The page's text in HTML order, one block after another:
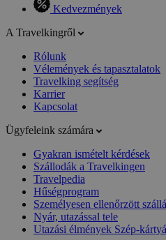
Kedvezmények
A Travelkingről
Rólunk
Vélemények és tapasztalatok
Travelking segítség
Karrier
Kapcsolat
Ügyfeleink számára
Gyakran ismételt kérdések
Szállodák a Travelkingen
Travelpedia
Hűségprogram
Személyesen ellenőrzött
Nyár, utazással tele
Utazási élmények Szép-